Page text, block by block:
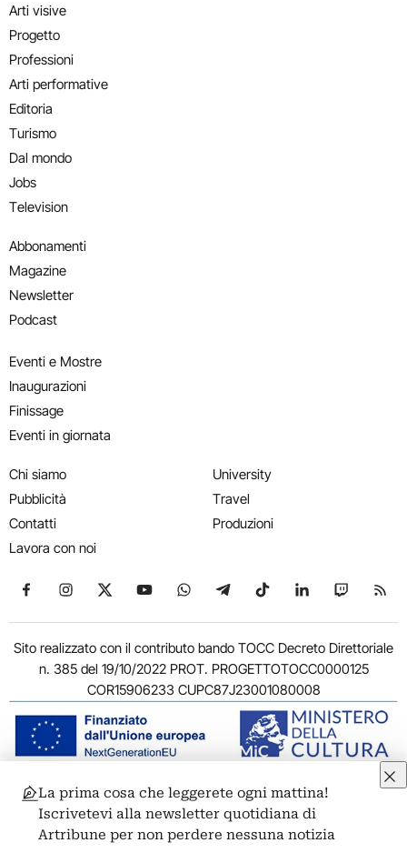
Arti visive
Progetto
Professioni
Arti performative
Editoria
Turismo
Dal mondo
Jobs
Television
Abbonamenti
Magazine
Newsletter
Podcast
Eventi e Mostre
Inaugurazioni
Finissage
Eventi in giornata
Chi siamo
Pubblicità
Contatti
Lavora con noi
University
Travel
Produzioni
Seguici su Facebook
Seguici su Instagram
Seguici su X
Seguici su YouTube
Seguici su WhatsApp
Seguici su Telegram
Seguici su TikTok
Seguici su
Seguici
Sito realizzato con il contributo bando TOCC Decreto Direttoriale
n. 385 del 19/10/2022 PROT. PROGETTOTOCC0000125
COR15906233 CUPC87J23001080008
© 2011-2026 ARTRIBUNE srl – Corso Vittorio Emanuele II, 287 –
00186 Roma - P.I. 11381581005
Privacy: Responsabile della protezione dei dati personali
La prima cosa che leggerete ogni mattina!
Iscrivetevi alla newsletter quotidiana di
Artribune per non perdere nessuna notizia